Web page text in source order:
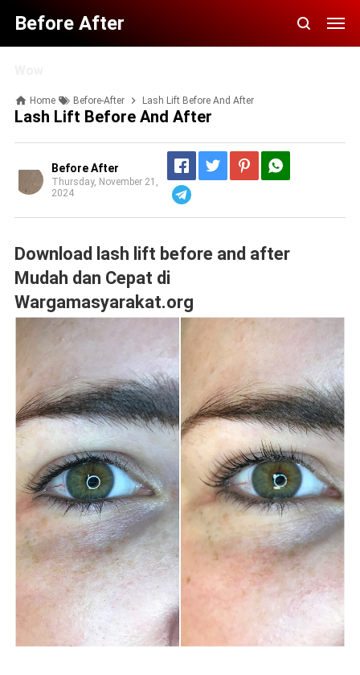
Before After
Home Before-After Lash Lift Before And After
Lash Lift Before And After
Before After
Thursday, November 21,
2024
Download lash lift before and after
Mudah dan Cepat di
Wargamasyarakat.org